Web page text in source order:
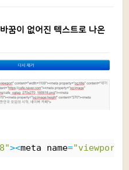
꿈이 없어진 텍스트로 나온
><meta name="viewport"